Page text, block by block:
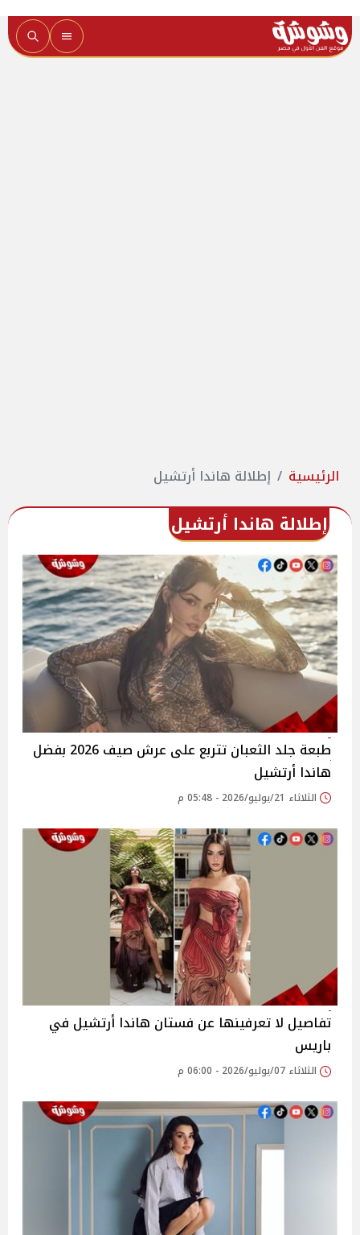
الرئيسية إطلالة هاندا أرتشيل
إطلالة هاندا أرتشيل
طبعة جلد الثعبان تتربع على عرش صيف 2026 بفضل
هاندا أرتشيل
الثلاثاء 21/يوليو/2026 - 05:48 م
تفاصيل لا تعرفينها عن فستان هاندا أرتشيل في
باريس
الثلاثاء 07/يوليو/2026 - 06:00 م